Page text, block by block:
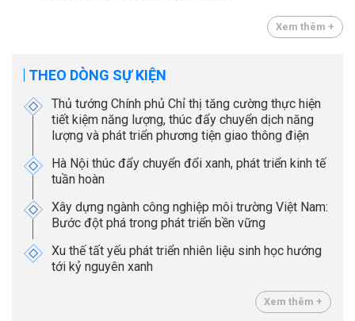
Xem thêm +
THEO DÒNG SỰ KIỆN
Thủ tướng Chính phủ Chỉ thị tăng cường thực hiện
tiết kiệm năng lượng, thúc đẩy chuyển dịch năng
lượng và phát triển phương tiện giao thông điện
Hà Nội thúc đẩy chuyển đổi xanh, phát triển kinh tế
tuần hoàn
Xây dựng ngành công nghiệp môi trường Việt Nam:
Bước đột phá trong phát triển bền vững
Xu thế tất yếu phát triển nhiên liệu sinh học hướng
tới kỷ nguyên xanh
Xem thêm +